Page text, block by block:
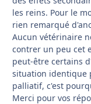
les reins. Pour le
rien remarqué
Aucun vétérinaire
contrer un peu cet
peut-être certains
situation identique
palliatif, c'est
Merci pour vos